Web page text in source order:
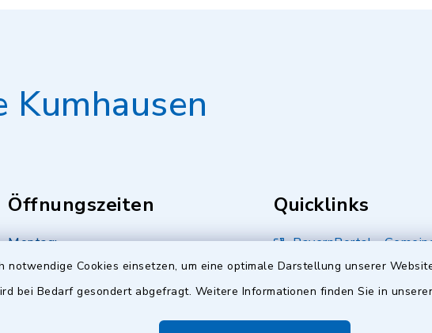
Cookies einsetzen, um eine optimale Darstellung unserer
bei Bedarf gesondert abgefragt. Weitere Informationen finden Sie in
Kumhausen
Öffnungszeiten
Montag:
08.00 - 13.00 Uhr
Quicklinks
BayernPortal -
Kumhausen
Landkreis Landshut